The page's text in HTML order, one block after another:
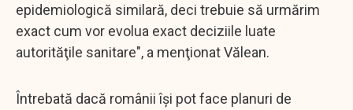
epidemiologică similară, deci trebuie să urmărim
exact cum vor evolua exact deciziile luate
autorităţile sanitare", a menţionat Vălean.
Întrebată dacă românii îşi pot face planuri de